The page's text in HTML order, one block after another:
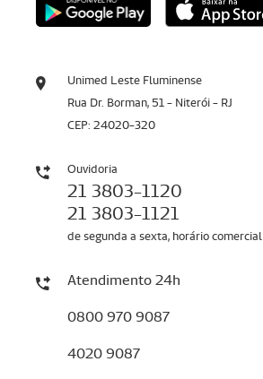
Unimed Leste Fluminense
Rua Dr. Borman, 51 - Niterói - RJ
CEP: 24020-320
Ouvidoria
21 3803-1120
21 3803-1121
de segunda a sexta, horário comercial
Atendimento 24h
0800 970 9087
4020 9087